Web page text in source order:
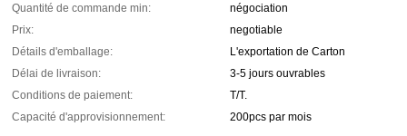
Quantité de commande min:
négociation
Prix:
negotiable
Détails d'emballage:
L'exportation de Carton
Délai de livraison:
3-5 jours ouvrables
Conditions de paiement:
T/T.
Capacité d'approvisionnement:
200pcs par mois